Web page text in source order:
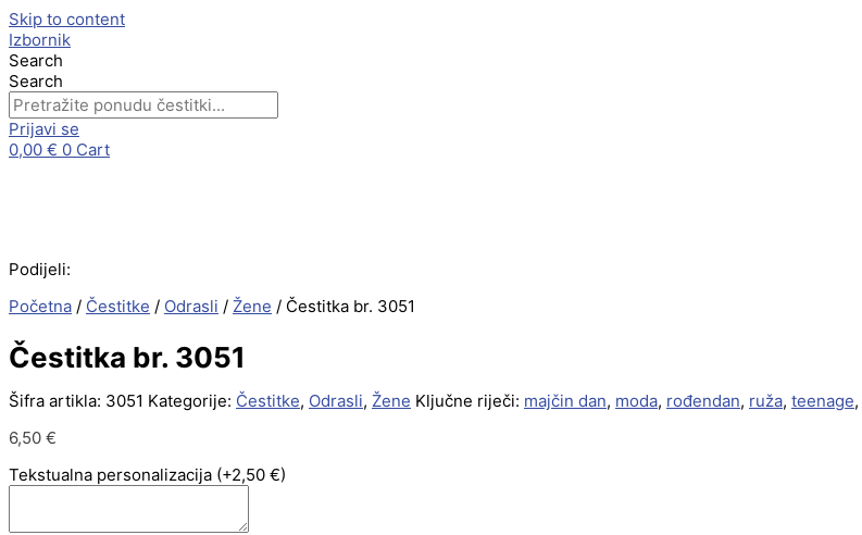
Skip to content
Izbornik
Search
Search
Prijavi se
0,00 € 0 Cart
Podijeli:
Početna / Čestitke / Odrasli / Žene / Čestitka br. 3051
Čestitka br. 3051
Šifra artikla: 3051 Kategorije: Čestitke, Odrasli, Žene Ključne riječi: majčin dan, moda, rođendan, ruža, teenage,
6,50 €
Tekstualna personalizacija (+2,50 €)